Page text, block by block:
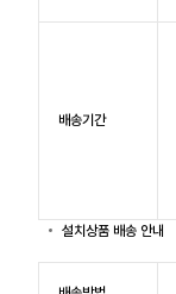
배송기간
설치상품 배송 안내